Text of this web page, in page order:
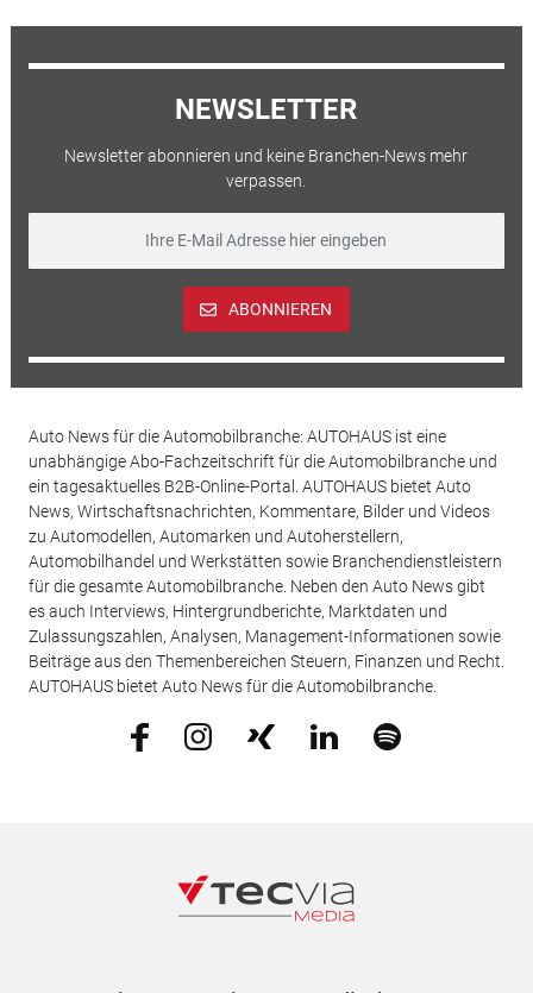
NEWSLETTER
Newsletter abonnieren und keine Branchen-News mehr
verpassen.
ABONNIEREN
Auto News für die Automobilbranche: AUTOHAUS ist eine
unabhängige Abo-Fachzeitschrift für die Automobilbranche und
ein tagesaktuelles B2B-Online-Portal. AUTOHAUS bietet Auto
News, Wirtschaftsnachrichten, Kommentare, Bilder und Videos
zu Automodellen, Automarken und Autoherstellern,
Automobilhandel und Werkstätten sowie Branchendienstleistern
für die gesamte Automobilbranche. Neben den Auto News gibt
es auch Interviews, Hintergrundberichte, Marktdaten und
Zulassungszahlen, Analysen, Management-Informationen sowie
Beiträge aus den Themenbereichen Steuern, Finanzen und Recht.
AUTOHAUS bietet Auto News für die Automobilbranche.